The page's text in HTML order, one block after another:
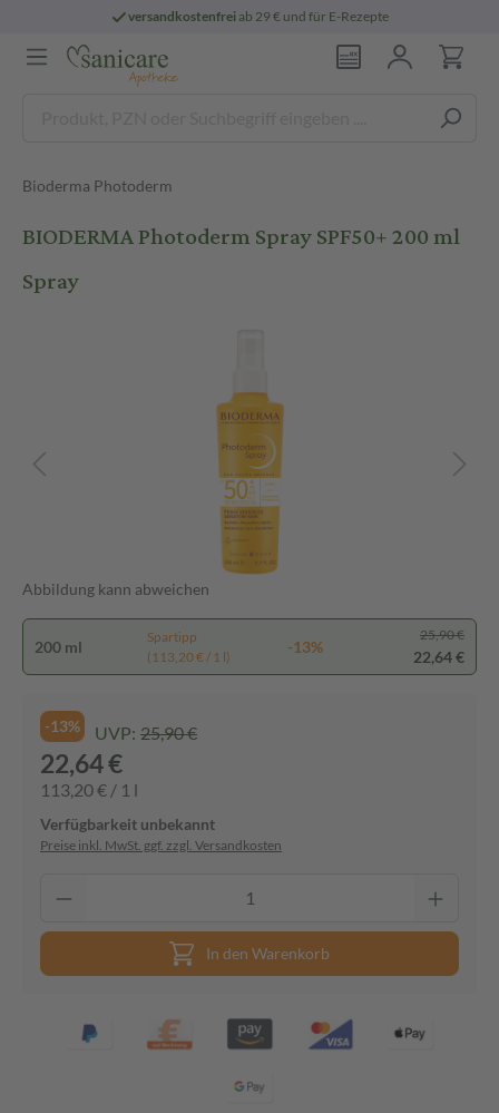
versandkostenfreiab 29 € und für E-Rezepte
Bioderma Photoderm
BIODERMA Photoderm Spray SPF50+ 200 ml
Spray
Abbildung kann abweichen
200 ml
Spartipp
(113,20 € / 1 l)
-13%
25,90 €
22,64 €
-13% UVP: 25,90 €
22,64 €
113,20 € / 1 l
Verfügbarkeit unbekannt
Preise inkl. MwSt. ggf. zzgl. Versandkosten
In den Warenkorb